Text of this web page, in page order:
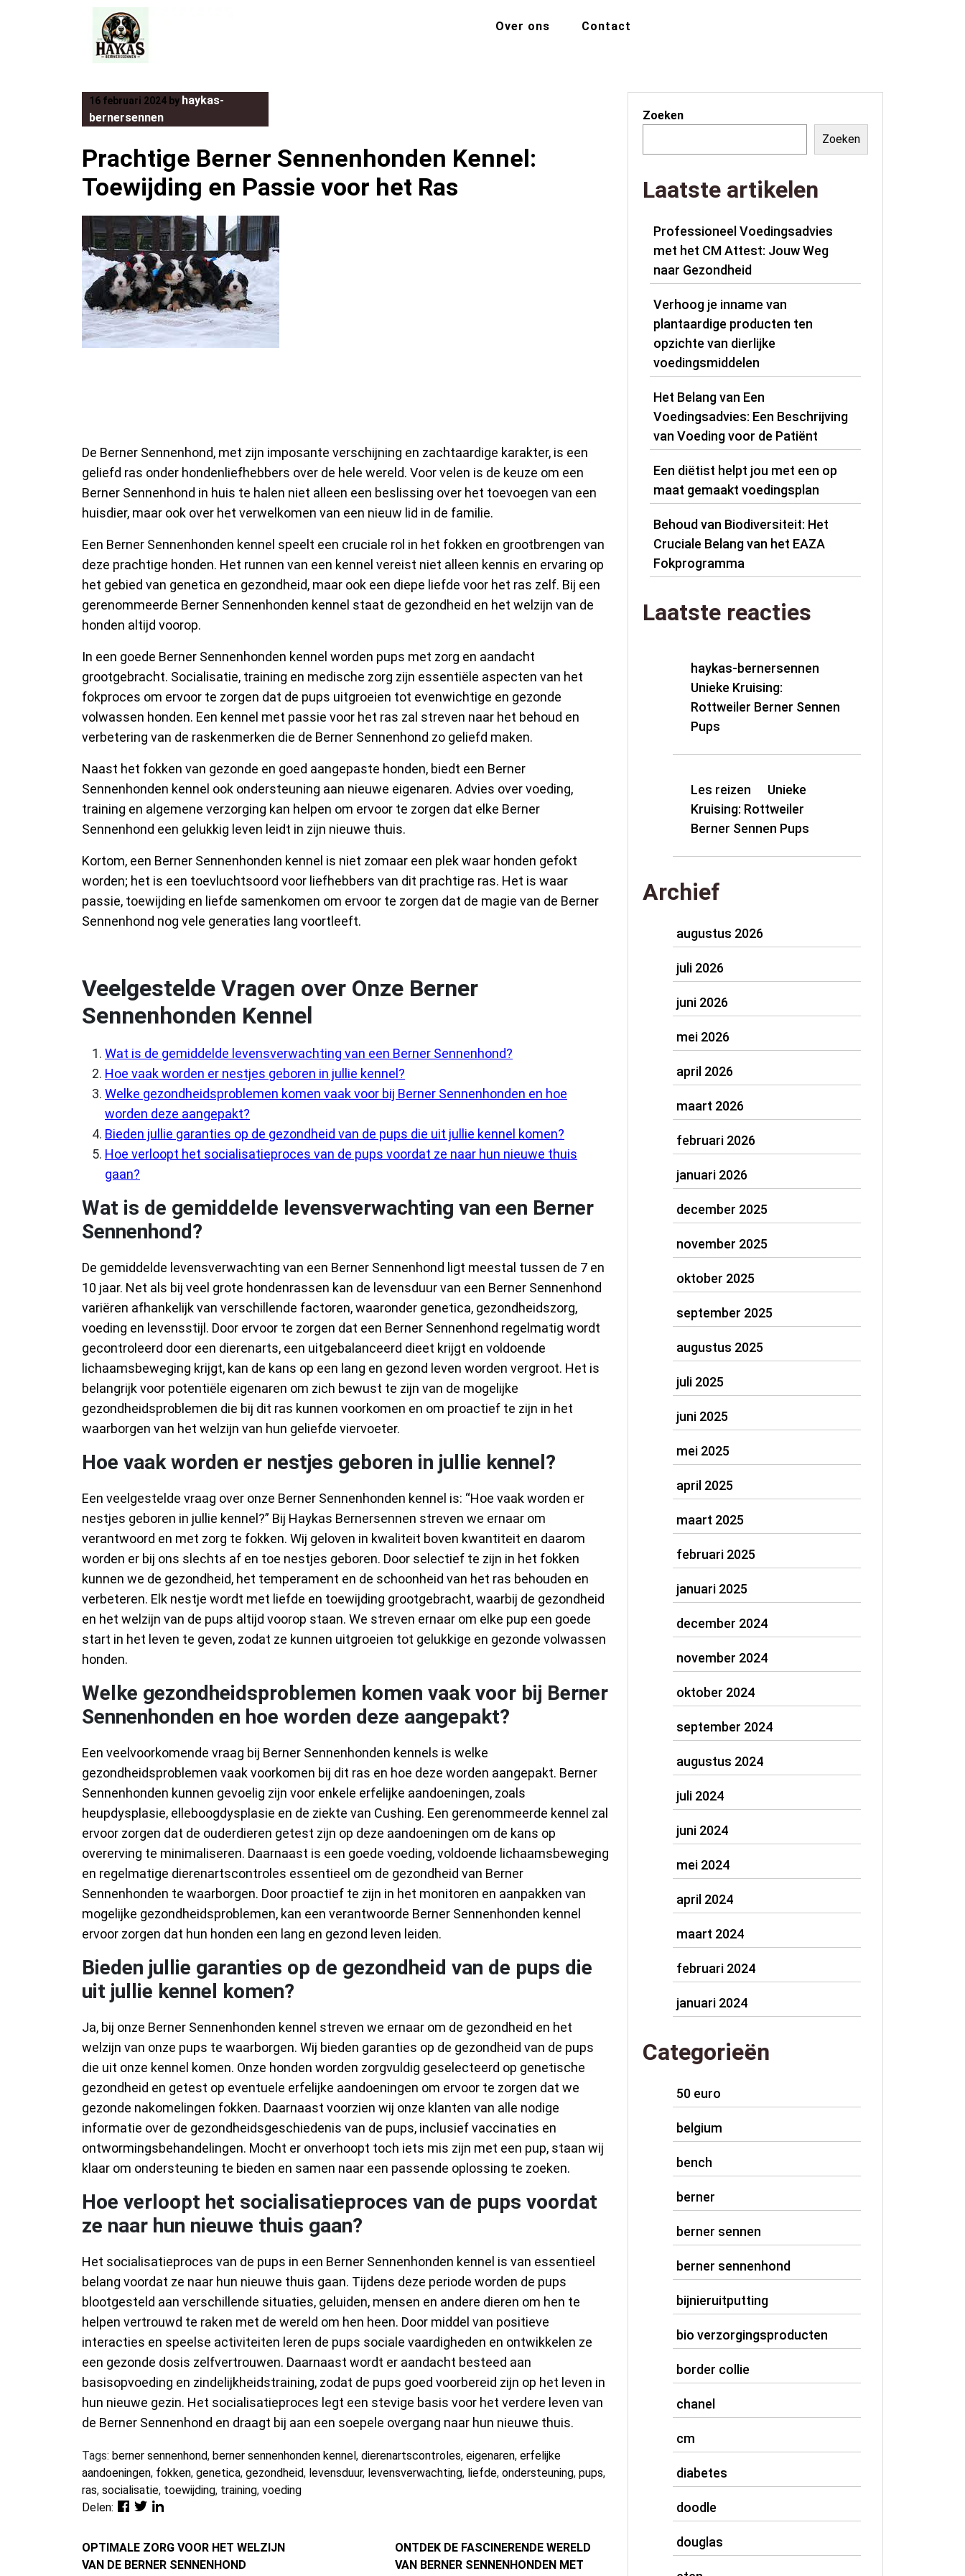
Over ons Contact
16 februari 2024 by haykas-
bernersennen
Prachtige Berner Sennenhonden Kennel:
Toewijding en Passie voor het Ras
De Berner Sennenhond, met zijn imposante verschijning en zachtaardige karakter, is een
geliefd ras onder hondenliefhebbers over de hele wereld. Voor velen is de keuze om een
Berner Sennenhond in huis te halen niet alleen een beslissing over het toevoegen van een
huisdier, maar ook over het verwelkomen van een nieuw lid in de familie.
Een Berner Sennenhonden kennel speelt een cruciale rol in het fokken en grootbrengen van
deze prachtige honden. Het runnen van een kennel vereist niet alleen kennis en ervaring op
het gebied van genetica en gezondheid, maar ook een diepe liefde voor het ras zelf. Bij een
gerenommeerde Berner Sennenhonden kennel staat de gezondheid en het welzijn van de
honden altijd voorop.
In een goede Berner Sennenhonden kennel worden pups met zorg en aandacht
grootgebracht. Socialisatie, training en medische zorg zijn essentiële aspecten van het
fokproces om ervoor te zorgen dat de pups uitgroeien tot evenwichtige en gezonde
volwassen honden. Een kennel met passie voor het ras zal streven naar het behoud en
verbetering van de raskenmerken die de Berner Sennenhond zo geliefd maken.
Naast het fokken van gezonde en goed aangepaste honden, biedt een Berner
Sennenhonden kennel ook ondersteuning aan nieuwe eigenaren. Advies over voeding,
training en algemene verzorging kan helpen om ervoor te zorgen dat elke Berner
Sennenhond een gelukkig leven leidt in zijn nieuwe thuis.
Kortom, een Berner Sennenhonden kennel is niet zomaar een plek waar honden gefokt
worden; het is een toevluchtsoord voor liefhebbers van dit prachtige ras. Het is waar
passie, toewijding en liefde samenkomen om ervoor te zorgen dat de magie van de Berner
Sennenhond nog vele generaties lang voortleeft.
Veelgestelde Vragen over Onze Berner
Sennenhonden Kennel
Wat is de gemiddelde levensverwachting van een Berner Sennenhond?
Hoe vaak worden er nestjes geboren in jullie kennel?
Welke gezondheidsproblemen komen vaak voor bij Berner Sennenhonden en hoe
worden deze aangepakt?
Bieden jullie garanties op de gezondheid van de pups die uit jullie kennel komen?
Hoe verloopt het socialisatieproces van de pups voordat ze naar hun nieuwe thuis
gaan?
Wat is de gemiddelde levensverwachting van een Berner
Sennenhond?
De gemiddelde levensverwachting van een Berner Sennenhond ligt meestal tussen de 7 en
10 jaar. Net als bij veel grote hondenrassen kan de levensduur van een Berner Sennenhond
variëren afhankelijk van verschillende factoren, waaronder genetica, gezondheidszorg,
voeding en levensstijl. Door ervoor te zorgen dat een Berner Sennenhond regelmatig wordt
gecontroleerd door een dierenarts, een uitgebalanceerd dieet krijgt en voldoende
lichaamsbeweging krijgt, kan de kans op een lang en gezond leven worden vergroot. Het is
belangrijk voor potentiële eigenaren om zich bewust te zijn van de mogelijke
gezondheidsproblemen die bij dit ras kunnen voorkomen en om proactief te zijn in het
waarborgen van het welzijn van hun geliefde viervoeter.
Hoe vaak worden er nestjes geboren in jullie kennel?
Een veelgestelde vraag over onze Berner Sennenhonden kennel is: “Hoe vaak worden er
nestjes geboren in jullie kennel?” Bij Haykas Bernersennen streven we ernaar om
verantwoord en met zorg te fokken. Wij geloven in kwaliteit boven kwantiteit en daarom
worden er bij ons slechts af en toe nestjes geboren. Door selectief te zijn in het fokken
kunnen we de gezondheid, het temperament en de schoonheid van het ras behouden en
verbeteren. Elk nestje wordt met liefde en toewijding grootgebracht, waarbij de gezondheid
en het welzijn van de pups altijd voorop staan. We streven ernaar om elke pup een goede
start in het leven te geven, zodat ze kunnen uitgroeien tot gelukkige en gezonde volwassen
honden.
Welke gezondheidsproblemen komen vaak voor bij Berner
Sennenhonden en hoe worden deze aangepakt?
Een veelvoorkomende vraag bij Berner Sennenhonden kennels is welke
gezondheidsproblemen vaak voorkomen bij dit ras en hoe deze worden aangepakt. Berner
Sennenhonden kunnen gevoelig zijn voor enkele erfelijke aandoeningen, zoals
heupdysplasie, elleboogdysplasie en de ziekte van Cushing. Een gerenommeerde kennel zal
ervoor zorgen dat de ouderdieren getest zijn op deze aandoeningen om de kans op
overerving te minimaliseren. Daarnaast is een goede voeding, voldoende lichaamsbeweging
en regelmatige dierenartscontroles essentieel om de gezondheid van Berner
Sennenhonden te waarborgen. Door proactief te zijn in het monitoren en aanpakken van
mogelijke gezondheidsproblemen, kan een verantwoorde Berner Sennenhonden kennel
ervoor zorgen dat hun honden een lang en gezond leven leiden.
Bieden jullie garanties op de gezondheid van de pups die
uit jullie kennel komen?
Ja, bij onze Berner Sennenhonden kennel streven we ernaar om de gezondheid en het
welzijn van onze pups te waarborgen. Wij bieden garanties op de gezondheid van de pups
die uit onze kennel komen. Onze honden worden zorgvuldig geselecteerd op genetische
gezondheid en getest op eventuele erfelijke aandoeningen om ervoor te zorgen dat we
gezonde nakomelingen fokken. Daarnaast voorzien wij onze klanten van alle nodige
informatie over de gezondheidsgeschiedenis van de pups, inclusief vaccinaties en
ontwormingsbehandelingen. Mocht er onverhoopt toch iets mis zijn met een pup, staan wij
klaar om ondersteuning te bieden en samen naar een passende oplossing te zoeken.
Hoe verloopt het socialisatieproces van de pups voordat
ze naar hun nieuwe thuis gaan?
Het socialisatieproces van de pups in een Berner Sennenhonden kennel is van essentieel
belang voordat ze naar hun nieuwe thuis gaan. Tijdens deze periode worden de pups
blootgesteld aan verschillende situaties, geluiden, mensen en andere dieren om hen te
helpen vertrouwd te raken met de wereld om hen heen. Door middel van positieve
interacties en speelse activiteiten leren de pups sociale vaardigheden en ontwikkelen ze
een gezonde dosis zelfvertrouwen. Daarnaast wordt er aandacht besteed aan
basisopvoeding en zindelijkheidstraining, zodat de pups goed voorbereid zijn op het leven in
hun nieuwe gezin. Het socialisatieproces legt een stevige basis voor het verdere leven van
de Berner Sennenhond en draagt bij aan een soepele overgang naar hun nieuwe thuis.
Tags: berner sennenhond, berner sennenhonden kennel, dierenartscontroles, eigenaren, erfelijke
aandoeningen, fokken, genetica, gezondheid, levensduur, levensverwachting, liefde, ondersteuning, pups,
ras, socialisatie, toewijding, training, voeding
Delen:
OPTIMALE ZORG VOOR HET WELZIJN
VAN DE BERNER SENNENHOND
ONTDEK DE FASCINERENDE WERELD
VAN BERNER SENNENHONDEN MET
Zoeken
Zoeken
Laatste artikelen
Professioneel Voedingsadvies
met het CM Attest: Jouw Weg
naar Gezondheid
Verhoog je inname van
plantaardige producten ten
opzichte van dierlijke
voedingsmiddelen
Het Belang van Een
Voedingsadvies: Een Beschrijving
van Voeding voor de Patiënt
Een diëtist helpt jou met een op
maat gemaakt voedingsplan
Behoud van Biodiversiteit: Het
Cruciale Belang van het EAZA
Fokprogramma
Laatste reacties
haykas-bernersennen
Unieke Kruising:
Rottweiler Berner Sennen
Pups
Les reizen
Unieke
Kruising: Rottweiler
Berner Sennen Pups
Archief
augustus 2026
juli 2026
juni 2026
mei 2026
april 2026
maart 2026
februari 2026
januari 2026
december 2025
november 2025
oktober 2025
september 2025
augustus 2025
juli 2025
juni 2025
mei 2025
april 2025
maart 2025
februari 2025
januari 2025
december 2024
november 2024
oktober 2024
september 2024
augustus 2024
juli 2024
juni 2024
mei 2024
april 2024
maart 2024
februari 2024
januari 2024
Categorieën
50 euro
belgium
bench
berner
berner sennen
berner sennenhond
bijnieruitputting
bio verzorgingsproducten
border collie
chanel
cm
diabetes
doodle
douglas